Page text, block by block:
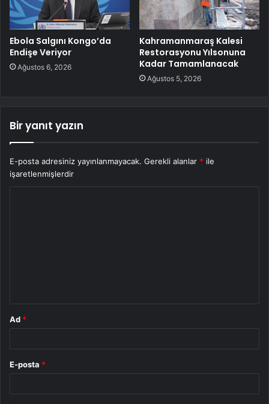
Ebola Salgını Kongo’da
Endişe Veriyor
Ağustos 6, 2026
Kahramanmaraş Kalesi
Restorasyonu Yılsonuna
Kadar Tamamlanacak
Ağustos 5, 2026
Bir yanıt yazın
E-posta adresiniz yayınlanmayacak. Gerekli alanlar * ile
işaretlenmişlerdir
Ad *
E-posta *